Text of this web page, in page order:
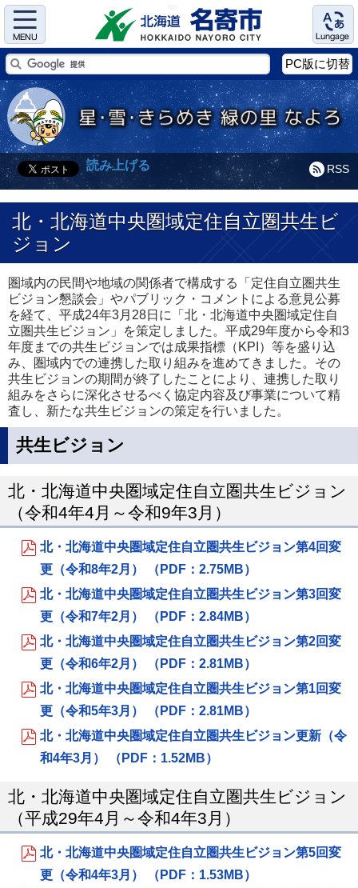
Menu Language
PC版に切替
RSS
読み上げる
北・北海道中央圏域定住自立圏共生ビ
ジョン
圏域内の民間や地域の関係者で構成する「定住自立圏共生
ビジョン懇談会」やパブリック・コメントによる意見公募
を経て、平成24年3月28日に「北・北海道中央圏域定住自
立圏共生ビジョン」を策定しました。平成29年度から令和3
年度までの共生ビジョンでは成果指標（KPI）等を盛り込
み、圏域内での連携した取り組みを進めてきました。その
共生ビジョンの期間が終了したことにより、連携した取り
組みをさらに深化させるべく協定内容及び事業について精
査し、新たな共生ビジョンの策定を行いました。
共生ビジョン
北・北海道中央圏域定住自立圏共生ビジョン
（令和4年4月～令和9年3月）
北・北海道中央圏域定住自立圏共生ビジョン第4回変
更（令和8年2月） （PDF：2.75MB）
北・北海道中央圏域定住自立圏共生ビジョン第3回変
更（令和7年2月） （PDF：2.84MB）
北・北海道中央圏域定住自立圏共生ビジョン第2回変
更（令和6年2月） （PDF：2.81MB）
北・北海道中央圏域定住自立圏共生ビジョン第1回変
更（令和5年3月） （PDF：2.81MB）
北・北海道中央圏域定住自立圏共生ビジョン更新（令
和4年3月） （PDF：1.52MB）
北・北海道中央圏域定住自立圏共生ビジョン
（平成29年4月～令和4年3月）
北・北海道中央圏域定住自立圏共生ビジョン第5回変
更（令和4年3月） （PDF：1.53MB）